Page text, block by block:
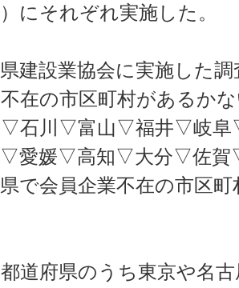
にそれぞれ実施した。
建設業協会に実施した
在の市区町村があるか
▽石川▽富山▽福井▽岐
愛媛▽高知▽大分▽佐賀
で会員企業不在の市区
道府県のうち東京や名